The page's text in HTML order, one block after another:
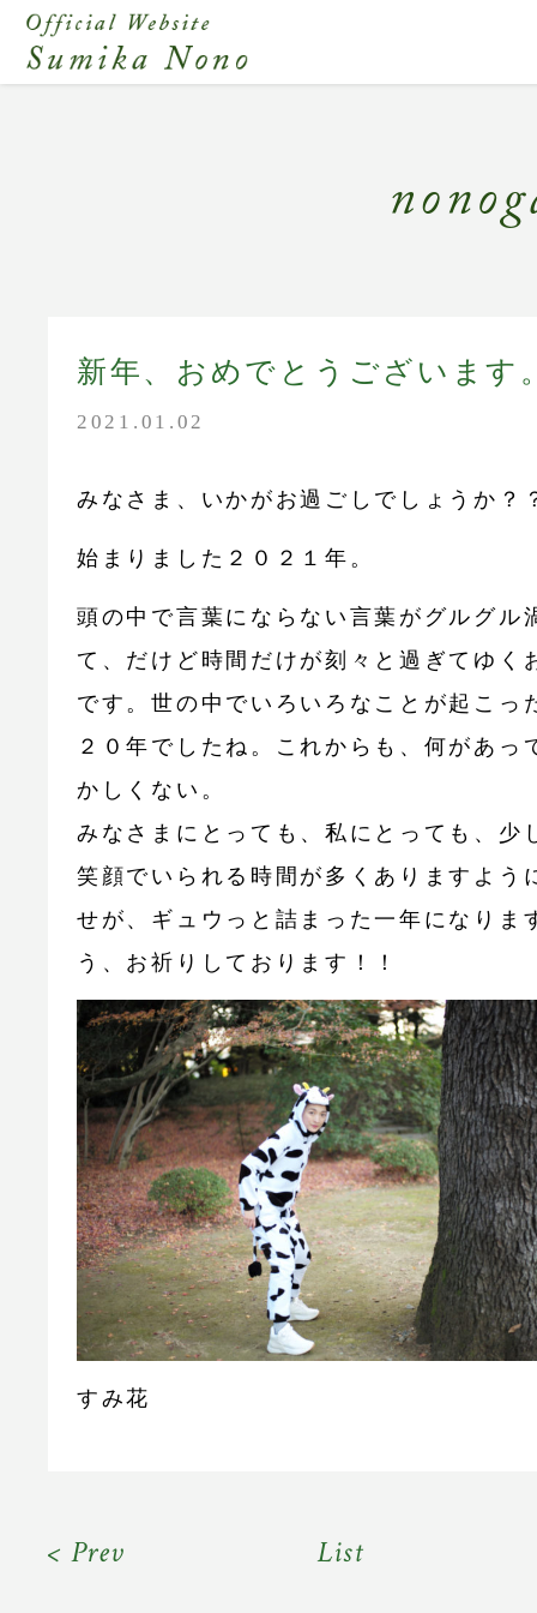
新年、おめでとうございます
2021.01.02
みなさま、いかがお過ごしでしょうか？
始まりました２０２１年。
頭の中で言葉にならない言葉がグルグル
て、だけど時間だけが刻々と過ぎてゆく
です。世の中でいろいろなことが起こっ
２０年でしたね。これからも、何があっ
かしくない。
みなさまにとっても、私にとっても、少
笑顔でいられる時間が多くありますよう
せが、ギュウっと詰まった一年になりま
う、お祈りしております！！
すみ花
< Prev List